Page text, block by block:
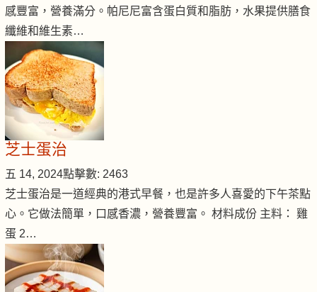
感豐富，營養滿分。帕尼尼富含蛋白質和脂肪，水果提供膳食
纖維和維生素…
芝士蛋治
五 14, 2024點擊數: 2463
芝士蛋治是一道經典的港式早餐，也是許多人喜愛的下午茶點
心。它做法簡單，口感香濃，營養豐富。 材料成份 主料： 雞
蛋 2…